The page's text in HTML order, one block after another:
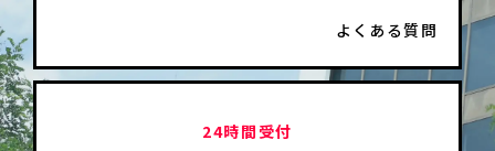
よくある質問
24時間受付